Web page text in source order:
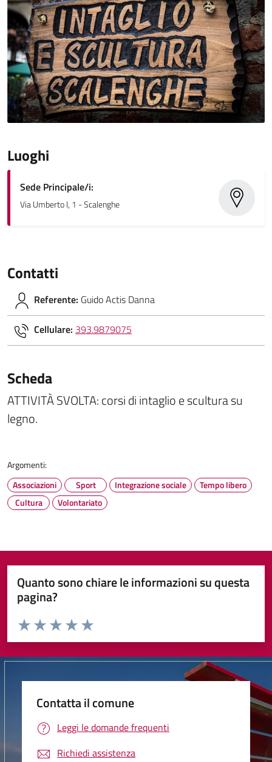
Luoghi
Sede Principale/i:
Via Umberto I, 1 - Scalenghe
Contatti
Referente: Guido Actis Danna
Cellulare: 393.9879075
Scheda
ATTIVITÀ SVOLTA: corsi di intaglio e scultura su
legno.
Argomenti:
Associazioni
Sport Integrazione sociale
Tempo libero
Cultura
Volontariato
Quanto sono chiare le informazioni su questa
pagina?
Valuta da 1 a 5 stelle la pagina
Valuta 5 stelle su 5
Valuta 4 stelle su 5
Valuta 3 stelle su 5
Valuta 2 stelle su 5
Valuta 1 stelle su 5
Contatta il comune
Leggi le domande frequenti
Richiedi assistenza